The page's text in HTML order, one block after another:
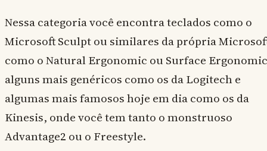
Nessa categoria você encontra teclados como o
Microsoft Sculpt ou similares da própria
como o Natural Ergonomic ou Surface
alguns mais genéricos como os da Logitech e
algumas mais famosos hoje em dia como os da
Kinesis, onde você tem tanto o monstruoso
Advantage2 ou o Freestyle.